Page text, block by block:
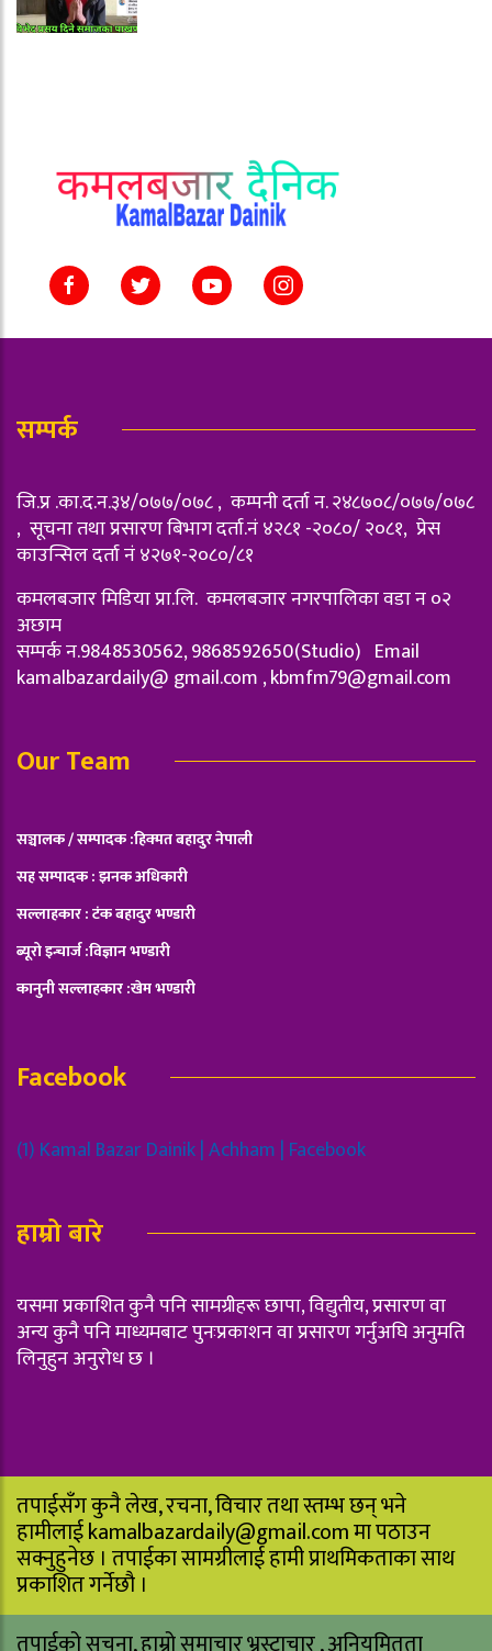
सम्पर्क
जि.प्र .का.द.न.३४/०७७/०७८ , कम्पनी दर्ता न‌. २४८७०८/०७७/०७८
, सूचना तथा प्रसारण बिभाग दर्ता.नं ४२८१ -२०८०/ २०८१, प्रेस
काउन्सिल दर्ता नं ४२७१-२०८०/८१
कमलबजार मिडिया प्रा.लि. कमलबजार नगरपालिका वडा न‌ ०२
अछाम
सम्पर्क न.9848530562, 9868592650(Studio) Email
kamalbazardaily@ gmail.com ,kbmfm79@gmail.com
Our Team
सञ्चालक / सम्पादक :हिक्मत बहादुर नेपाली
सह सम्पादक : झनक अधिकारी
सल्लाहकार : टंक बहादुर भण्डारी
ब्यूरो इन्चार्ज :विज्ञान भण्डारी
कानुनी सल्लाहकार :खेम भण्डारी
Facebook
(1) Kamal Bazar Dainik | Achham | Facebook
हाम्रो बारे
यसमा प्रकाशित कुनै पनि सामग्रीहरू छापा, विद्युतीय, प्रसारण वा
अन्य कुनै पनि माध्यमबाट पुनःप्रकाशन वा प्रसारण गर्नुअघि अनुमति
लिनुहुन अनुरोध छ ।
तपाईसँग कुनै लेख, रचना, विचार तथा स्तम्भ छन् भने
हामीलाईkamalbazardaily@gmail.comमा पठाउन
सक्नुहुनेछ । तपाईका सामग्रीलाई हामी प्राथमिकताका साथ
प्रकाशित गर्नेछौ ।